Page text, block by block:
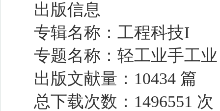
出版信息
专辑名称： 工程科技I
专题名称： 轻工业手工业
出版文献量：10434 篇
总下载次数：1496551 次